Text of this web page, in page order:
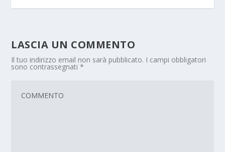
LASCIA UN COMMENTO
Il tuo indirizzo email non sarà pubblicato. I campi obbligatori
sono contrassegnati*